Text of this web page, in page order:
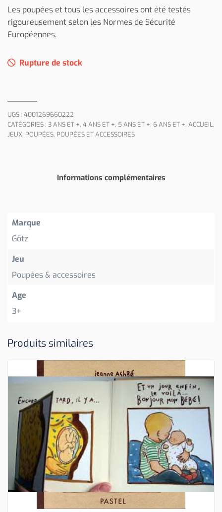
Les poupées et tous les accessoires ont été testés
rigoureusement selon les Normes de Sécurité
Européennes.
Rupture de stock
UGS : 4001269660222
CATÉGORIES : 3 ANS ET +, 4 ANS ET +, 5 ANS ET +, 6 ANS ET +, ACCUEIL,
JEUX, POUPÉES, POUPÉES ET ACCESSOIRES
Informations complémentaires
Marque
Götz
Jeu
Poupées & accessoires
Age
3+
Produits similaires